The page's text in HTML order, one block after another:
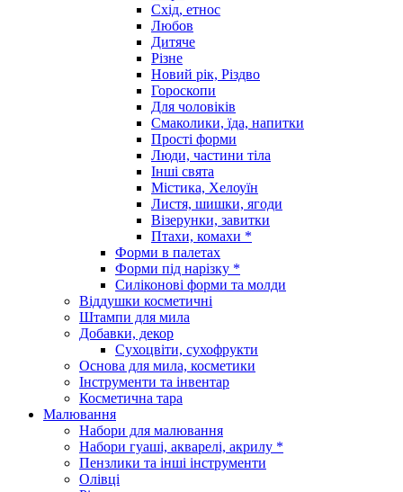
Схід, етнос
Любов
Дитяче
Різне
Новий рік, Різдво
Гороскопи
Для чоловіків
Смаколики, їда, напитки
Прості форми
Люди, частини тіла
Інші свята
Містика, Хелоуїн
Листя, шишки, ягоди
Візерунки, завитки
Птахи, комахи *
Форми в палетах
Форми під нарізку *
Силіконові форми та молди
Віддушки косметичні
Штампи для мила
Добавки, декор
Сухоцвіти, сухофрукти
Основа для мила, косметики
Інструменти та інвентар
Косметична тара
Малювання
Набори для малювання
Набори гуаші, акварелі, акрилу *
Пензлики та інші інструменти
Олівці